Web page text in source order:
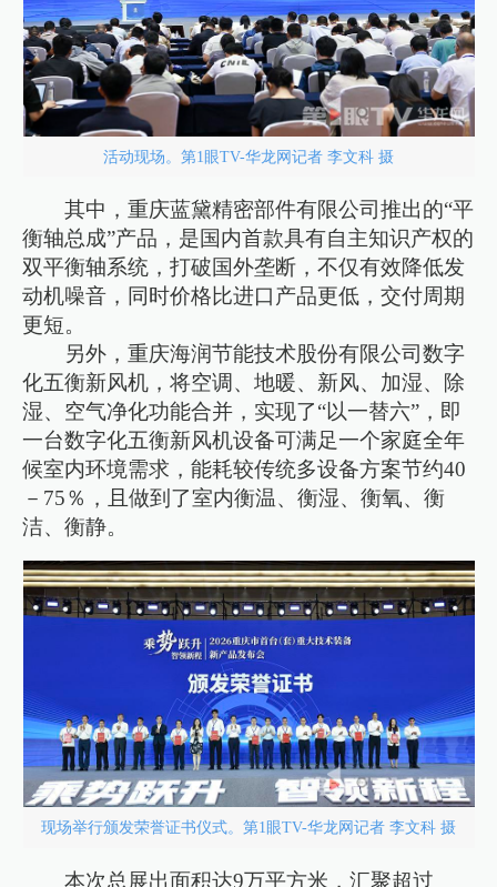
活动现场。第1眼TV-华龙网记者 李文科 摄
其中，重庆蓝黛精密部件有限公司推出的“平
衡轴总成”产品，是国内首款具有自主知识产权的
双平衡轴系统，打破国外垄断，不仅有效降低发
动机噪音，同时价格比进口产品更低，交付周期
更短。
另外，重庆海润节能技术股份有限公司数字
化五衡新风机，将空调、地暖、新风、加湿、除
湿、空气净化功能合并，实现了“以一替六”，即
一台数字化五衡新风机设备可满足一个家庭全年
候室内环境需求，能耗较传统多设备方案节约40
－75％，且做到了室内衡温、衡湿、衡氧、衡
洁、衡静。
现场举行颁发荣誉证书仪式。第1眼TV-华龙网记者 李文科 摄
本次总展出面积达9万平方米，汇聚超过